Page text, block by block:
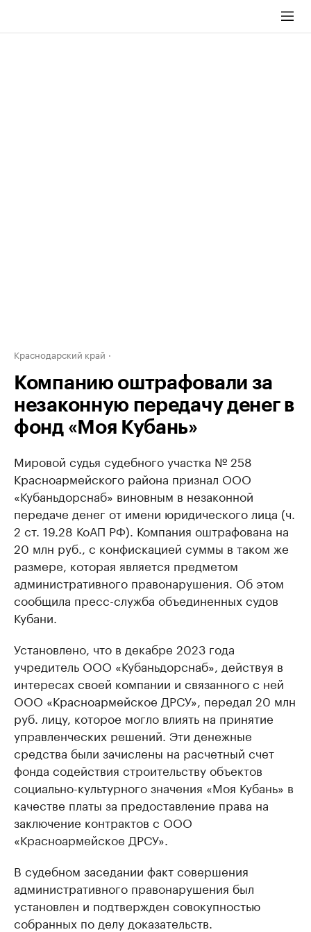
Краснодарский край
Компанию оштрафовали за
незаконную передачу денег в
фонд «Моя Кубань»
Мировой судья судебного участка № 258
Красноармейского района признал ООО
«Кубаньдорснаб» виновным в незаконной
передаче денег от имени юридического лица (ч.
2 ст. 19.28 КоАП РФ). Компания оштрафована на
20 млн руб., с конфискацией суммы в таком же
размере, которая является предметом
административного правонарушения. Об этом
сообщила пресс-служба объединенных судов
Кубани.
Установлено, что в декабре 2023 года
учредитель ООО «Кубаньдорснаб», действуя в
интересах своей компании и связанного с ней
ООО «Красноармейское ДРСУ», передал 20 млн
руб. лицу, которое могло влиять на принятие
управленческих решений. Эти денежные
средства были зачислены на расчетный счет
фонда содействия строительству объектов
социально-культурного значения «Моя Кубань» в
качестве платы за предоставление права на
заключение контрактов с ООО
«Красноармейское ДРСУ».
В судебном заседании факт совершения
административного правонарушения был
установлен и подтвержден совокупностью
собранных по делу доказательств.